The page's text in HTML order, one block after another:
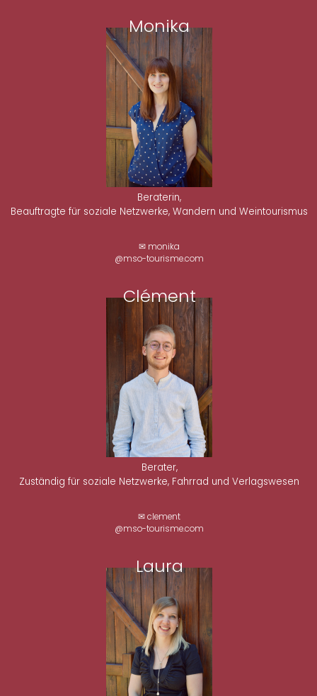
Monika
Beraterin,
Beauftragte für soziale Netzwerke, Wandern und Weintourismus
✉ monika
@mso-tourisme.com
Clément
Berater,
Zuständig für soziale Netzwerke, Fahrrad und Verlagswesen
✉ clement
@mso-tourisme.com
Laura